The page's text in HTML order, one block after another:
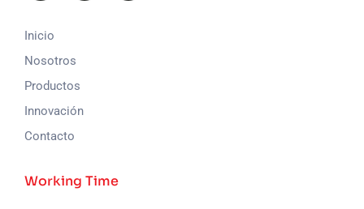
Inicio
Nosotros
Productos
Innovación
Contacto
Working Time